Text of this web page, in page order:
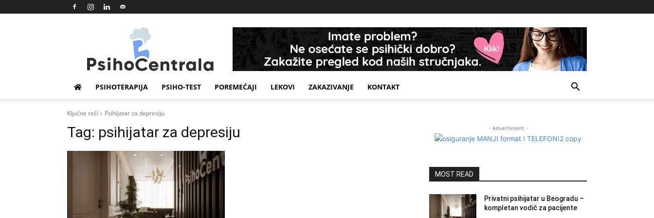
Psihocentrala
PSIHOTERAPIJA PSIHO-TEST POREMEĆAJI LEKOVI ZAKAZIVANJE KONTAKT
Ključne reči Psihijatar za depresiju
Tag: psihijatar za depresiju - Advertisment -
MOST READ
Privatni psihijatar u Beogradu –
kompletan vodič za pacijente